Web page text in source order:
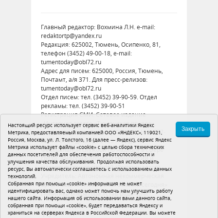
Главный редактор: Вохмина Л.Н. e-mail:
redaktortp@yandex.ru
Редакция: 625002, Тюмень, Осипенко, 81,
телефон (3452) 49-00-18, e-mail:
tumentoday@obl72.ru
Адрес для писем: 625000, Россия, Тюмень,
Почтамт, а/я 371. Для пресс-релизов:
tumentoday@obl72.ru
Отдел писем: тел. (3452) 39-90-59. Отдел
рекламы: тел. (3452) 39-90-51
Регистрация СМИ: Сетевое издание
«Интернет-газета «Тюменская правда»,
регистрационный номер СМИ Эл № ФС77-
86575 от 26 декабря 2023 г. выдано
Федеральной службой по надзору в сфере
связи, информационных технологий и
массовых коммуникаций (Роскомнадзор)
организация «Тюменская область сегодня»
Политика оператора Устав редакции
16+
Настоящий ресурс использует сервис веб-аналитики Яндекс
Метрика, предоставляемый компанией ООО «ЯНДЕКС», 119021,
Россия, Москва, ул. Л. Толстого, 16 (далее — Яндекс), сервис Яндекс
Метрика использует файлы «cookie» с целью сбора технических
данных посетителей для обеспечения работоспособности и
улучшения качества обслуживания. Продолжая использовать
ресурс, Вы автоматически соглашаетесь с использованием данных
технологий.
Собранная при помощи «cookie» информация не может
идентифицировать вас, однако может помочь нам улучшить работу
нашего сайта. Информация об использовании вами данного сайта,
собранная при помощи «cookie», будет передаваться Яндексу и
храниться на серверах Яндекса в Российской Федерации. Вы можете
Закрыть